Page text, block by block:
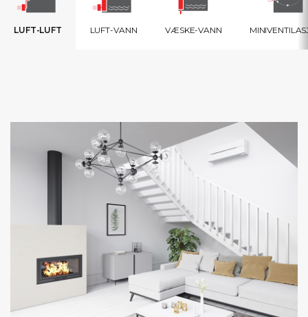
LUFT-LUFT LUFT-VANN VÆSKE-VANN